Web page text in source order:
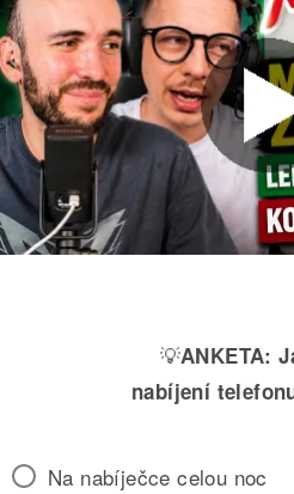
💡ANKETA:
nabíjení
Na nabíječce celou noc